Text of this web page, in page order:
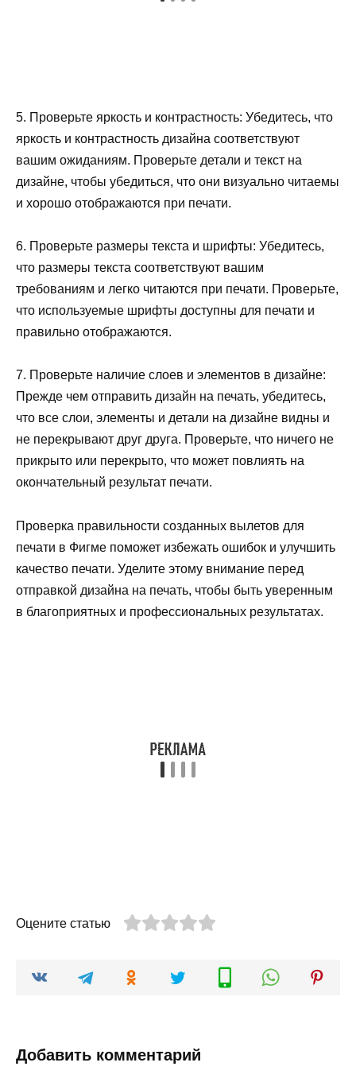
5. Проверьте яркость и контрастность: Убедитесь, что
яркость и контрастность дизайна соответствуют
вашим ожиданиям. Проверьте детали и текст на
дизайне, чтобы убедиться, что они визуально читаемы
и хорошо отображаются при печати.
6. Проверьте размеры текста и шрифты: Убедитесь,
что размеры текста соответствуют вашим
требованиям и легко читаются при печати. Проверьте,
что используемые шрифты доступны для печати и
правильно отображаются.
7. Проверьте наличие слоев и элементов в дизайне:
Прежде чем отправить дизайн на печать, убедитесь,
что все слои, элементы и детали на дизайне видны и
не перекрывают друг друга. Проверьте, что ничего не
прикрыто или перекрыто, что может повлиять на
окончательный результат печати.
Проверка правильности созданных вылетов для
печати в Фигме поможет избежать ошибок и улучшить
качество печати. Уделите этому внимание перед
отправкой дизайна на печать, чтобы быть уверенным
в благоприятных и профессиональных результатах.
Оцените статью
Добавить комментарий